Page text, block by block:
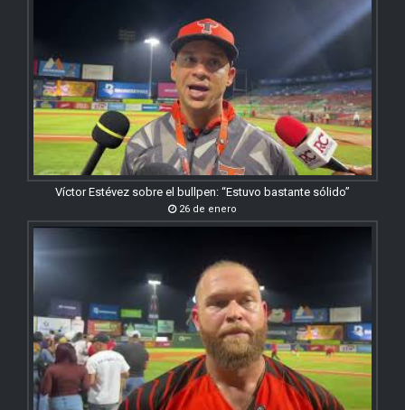
Víctor Estévez sobre el bullpen: “Estuvo bastante sólido”
26 de enero